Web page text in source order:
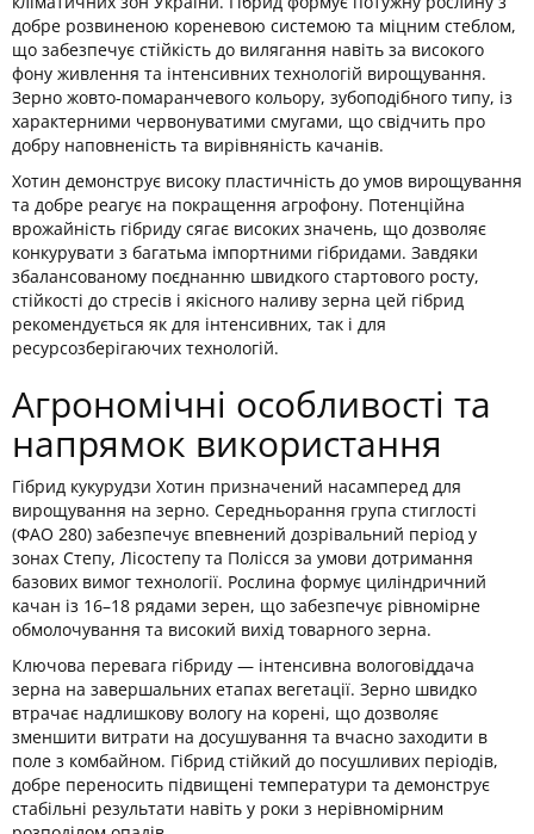
добре розвиненою кореневою системою та міцним стеблом,
що забезпечує стійкість до вилягання навіть за високого
фону живлення та інтенсивних технологій вирощування.
Зерно жовто-помаранчевого кольору, зубоподібного типу, із
характерними червонуватими смугами, що свідчить про
добру наповненість та вирівняність качанів.
Хотин демонструє високу пластичність до умов вирощування
та добре реагує на покращення агрофону. Потенційна
врожайність гібриду сягає високих значень, що дозволяє
конкурувати з багатьма імпортними гібридами. Завдяки
збалансованому поєднанню швидкого стартового росту,
стійкості до стресів і якісного наливу зерна цей гібрид
рекомендується як для інтенсивних, так і для
ресурсозберігаючих технологій.
Агрономічні особливості та
напрямок використання
Гібрид кукурудзи Хотин призначений насамперед для
вирощування на зерно. Середньорання група стиглості
(ФАО 280) забезпечує впевнений дозрівальний період у
зонах Степу, Лісостепу та Полісся за умови дотримання
базових вимог технології. Рослина формує циліндричний
качан із 16–18 рядами зерен, що забезпечує рівномірне
обмолочування та високий вихід товарного зерна.
Ключова перевага гібриду — інтенсивна вологовіддача
зерна на завершальних етапах вегетації. Зерно швидко
втрачає надлишкову вологу на корені, що дозволяє
зменшити витрати на досушування та вчасно заходити в
поле з комбайном. Гібрид стійкий до посушливих періодів,
добре переносить підвищені температури та демонструє
стабільні результати навіть у роки з нерівномірним